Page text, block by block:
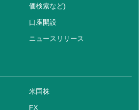
価検索など)
口座開設
ニュースリリース
米国株
FX